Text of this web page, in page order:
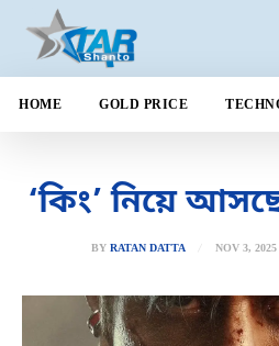
HOME GOLD PRICE
‘কিং’ নিয়ে
BY RATAN DATTA NOV 3, 2025